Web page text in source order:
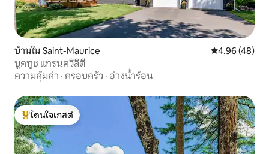
บ้านใน Saint-Maurice คะแนนเฉลี่ย
4.96 (48)
บูคทูช แทรนควิลิตี้
ความคุ้มค่า · ครอบครัว · อ่างน้ำร้อน
โดนใจเกสต์ที่สุด
โดนใจเกสต์